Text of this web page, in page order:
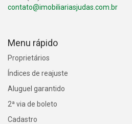
contato@imobiliariasjudas.com.br
Menu rápido
Proprietários
Índices de reajuste
Aluguel garantido
2ª via de boleto
Cadastro